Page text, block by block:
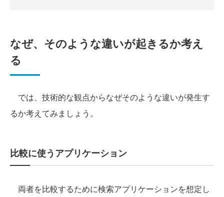
なぜ、そのような違いが起きるか考え
る
では、技術的な観点からなぜそのような違いが発生す
るか考えてみましょう。
比較に使うアプリケーション
両者を比較するために検索アプリケーションを想定し